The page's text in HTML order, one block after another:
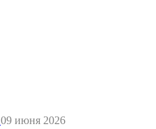
09 июня 2026